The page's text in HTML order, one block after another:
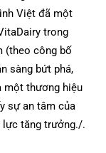
Việt đã một
trong
(theo công bố
sàng bứt phá,
một thương hiệu
sự an tâm của
tăng trưởng./.